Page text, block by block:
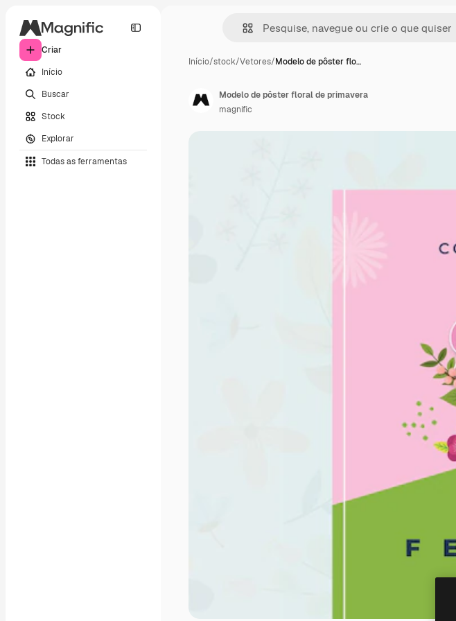
Criar
Início
Buscar
Stock
Explorar
Todas as ferramentas
Início/stock/Vetores/Modelo de pôster flo…
Modelo de pôster floral de primavera
magnific